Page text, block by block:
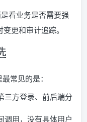
看业务是否需要强
更和审计追踪。
常见的是：
三方登录、前后端分
调用，没有具体用户